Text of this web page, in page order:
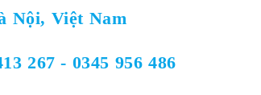
Nội, Việt Nam
267 - 0345 956 486